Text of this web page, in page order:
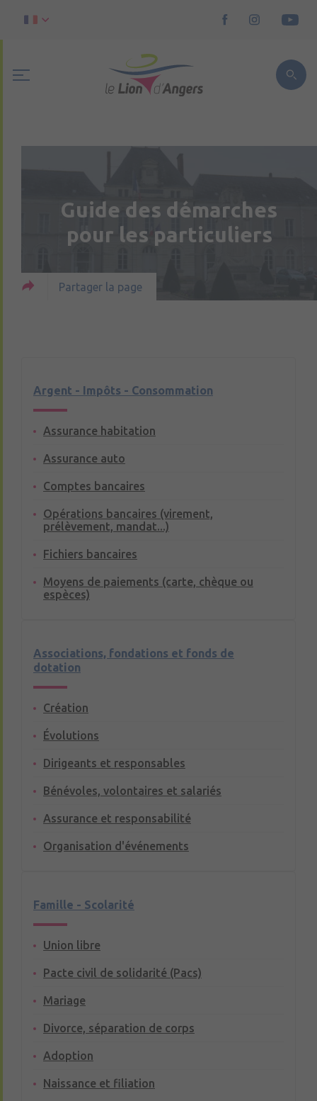
Guide des démarches
pour les particuliers
Partager la page
Argent - Impôts - Consommation
Assurance habitation
Assurance auto
Comptes bancaires
Opérations bancaires (virement,
prélèvement, mandat...)
Fichiers bancaires
Moyens de paiements (carte, chèque ou
espèces)
Associations, fondations et fonds de
dotation
Création
Évolutions
Dirigeants et responsables
Bénévoles, volontaires et salariés
Assurance et responsabilité
Organisation d'événements
Famille - Scolarité
Union libre
Pacte civil de solidarité (Pacs)
Mariage
Divorce, séparation de corps
Adoption
Naissance et filiation